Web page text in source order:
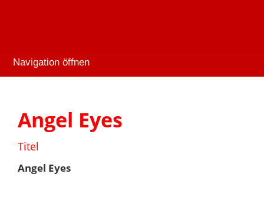
Navigation öffnen
Angel Eyes
Titel
Angel Eyes